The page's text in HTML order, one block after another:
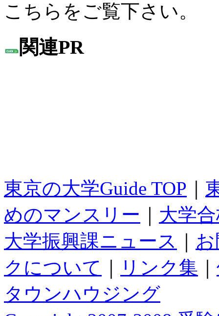
こちらをご覧下さい。
関連PR
東京の大学Guide TOP
めのマンスリー
大学
大学振興課ニュース
クについて
リンク集
タウンハウジング